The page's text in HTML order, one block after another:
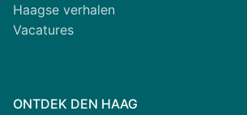
Haagse verhalen
Vacatures
ONTDEK DEN HAAG